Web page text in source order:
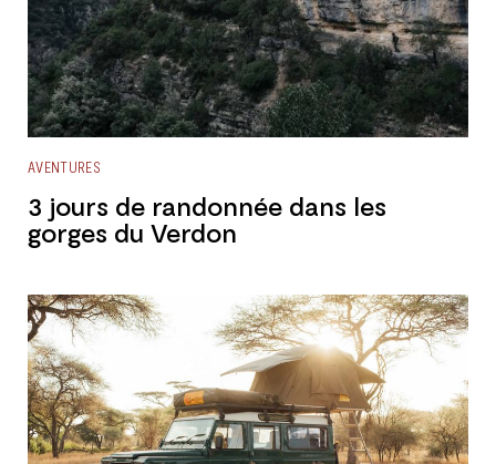
AVENTURES
3 jours de randonnée dans les
gorges du Verdon